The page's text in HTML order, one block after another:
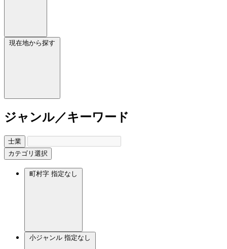
現在地から探す
ジャンル／キーワード
士業
カテゴリ選択
町村字 指定なし
小ジャンル 指定なし